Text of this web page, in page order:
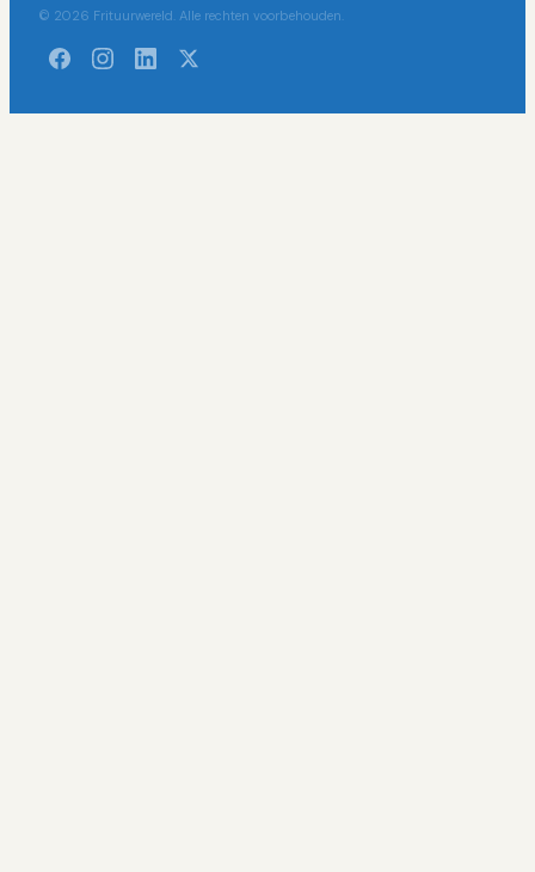
© 2026 Frituurwereld. Alle rechten voorbehouden.